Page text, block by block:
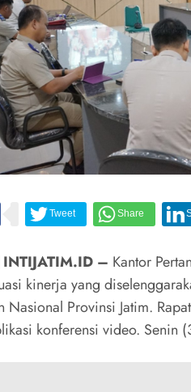
– Kantor
kinerja yang
Nasional Provinsi Jatim.
konferensi video. Senin